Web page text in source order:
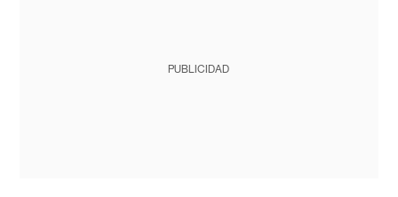
PUBLICIDAD